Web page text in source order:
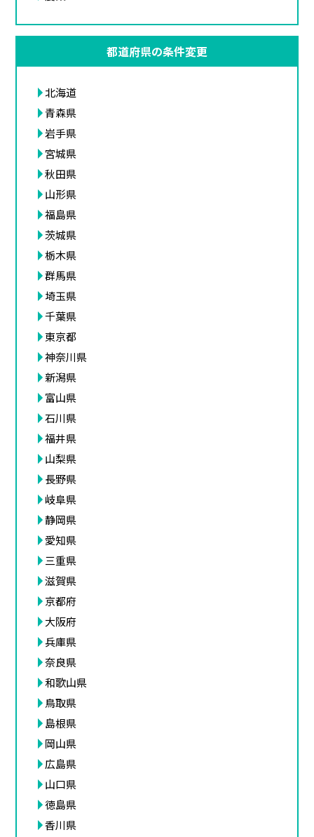
都道府県の条件変更
北海道
青森県
岩手県
宮城県
秋田県
山形県
福島県
茨城県
栃木県
群馬県
埼玉県
千葉県
東京都
神奈川県
新潟県
富山県
石川県
福井県
山梨県
長野県
岐阜県
静岡県
愛知県
三重県
滋賀県
京都府
大阪府
兵庫県
奈良県
和歌山県
鳥取県
島根県
岡山県
広島県
山口県
徳島県
香川県